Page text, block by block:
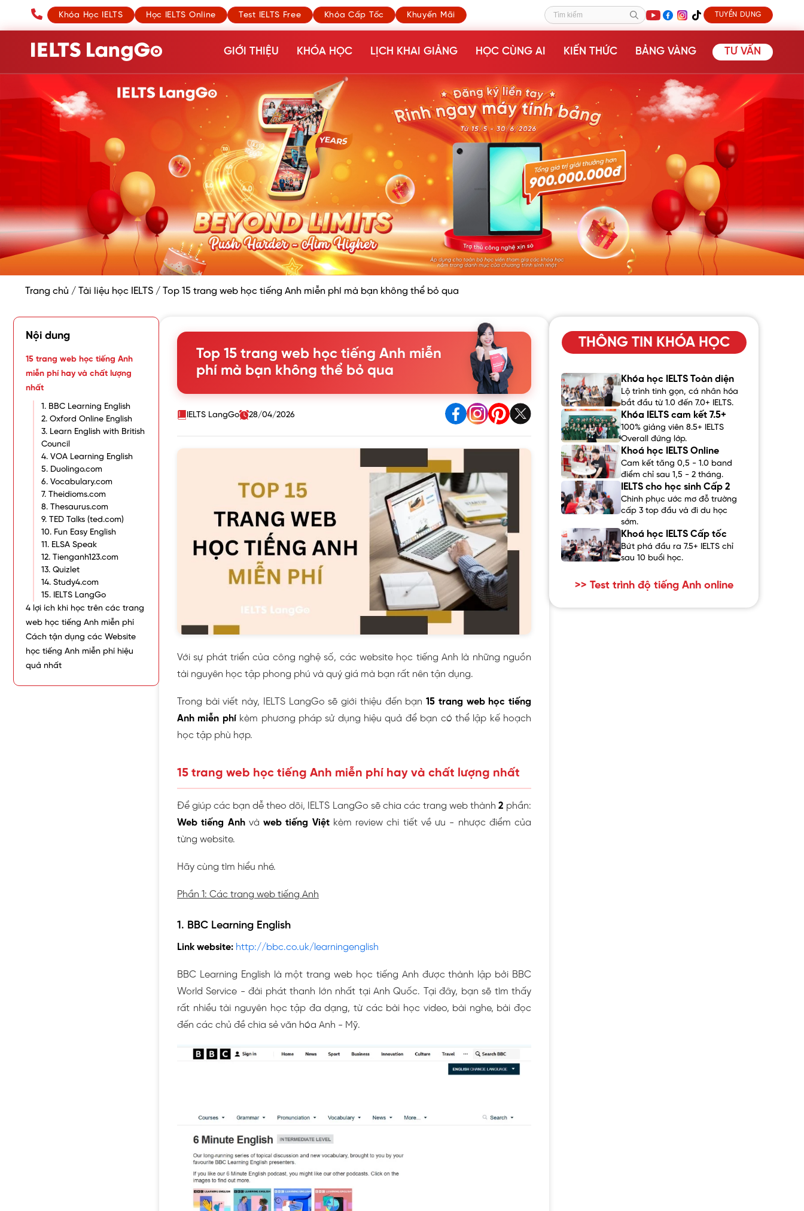
Khóa Học IELTS Học IELTS Online Test IELTS Free Khóa Cấp Tốc Khuyến Mãi Tìm kiếm TUYỂN DỤNG
GIỚI THIỆU KHÓA HỌC LỊCH KHAI GIẢNG HỌC CÙNG AI KIẾN THỨC BẢNG VÀNG TƯ VẤN
Trang chủ / Tài liệu học IELTS / Top 15 trang web học tiếng Anh miễn phí mà bạn không thể bỏ qua
Nội dung
15 trang web học tiếng Anh
miễn phí hay và chất lượng
nhất
1. BBC Learning English
2. Oxford Online English
3. Learn English with British
Council
4. VOA Learning English
5. Duolingo.com
6. Vocabulary.com
7. Theidioms.com
8. Thesaurus.com
9. TED Talks (ted.com)
10. Fun Easy English
11. ELSA Speak
12. Tienganh123.com
13. Quizlet
14. Study4.com
15. IELTS LangGo
4 lợi ích khi học trên các trang
web học tiếng Anh miễn phí
Cách tận dụng các Website
học tiếng Anh miễn phí hiệu
quả nhất
Top 15 trang web học tiếng Anh miễn
phí mà bạn không thể bỏ qua
IELTS LangGo 28/04/2026
Với sự phát triển của công nghệ số, các website học tiếng Anh là những nguồn
tài nguyên học tập phong phú và quý giá mà bạn rất nên tận dụng.
Trong bài viết này, IELTS LangGo sẽ giới thiệu đến bạn 15 trang web học tiếng
Anh miễn phí kèm phương pháp sử dụng hiệu quả để bạn có thể lập kế hoạch
học tập phù hợp.
15 trang web học tiếng Anh miễn phí hay và chất lượng nhất
Để giúp các bạn dễ theo dõi, IELTS LangGo sẽ chia các trang web thành 2 phần:
Web tiếng Anhvà web tiếng Việtkèm review chi tiết về ưu - nhược điểm của
từng website.
Hãy cùng tìm hiểu nhé.
Phần 1: Các trang web tiếng Anh
1. BBC Learning English
Link website: http://bbc.co.uk/learningenglish
BBC Learning English là một trang web học tiếng Anh được thành lập bởi BBC
World Service - đài phát thanh lớn nhất tại Anh Quốc. Tại đây, bạn sẽ tìm thấy
rất nhiều tài nguyên học tập đa dạng, từ các bài học video, bài nghe, bài đọc
đến các chủ đề chia sẻ văn hóa Anh - Mỹ.
THÔNG TIN KHÓA HỌC
Khóa học IELTS Toàn diện
Lộ trình tinh gọn, cá nhân hóa
bắt đầu từ 1.0 đến 7.0+ IELTS.
Khóa IELTS cam kết 7.5+
100% giảng viên 8.5+ IELTS
Overall đứng lớp.
Khoá học IELTS Online
Cam kết tăng 0,5 - 1.0 band
điểm chỉ sau 1,5 - 2 tháng.
IELTS cho học sinh Cấp 2
Chinh phục ước mơ đỗ trường
cấp 3 top đầu và đi du học
sớm.
Khoá học IELTS Cấp tốc
Bứt phá đầu ra 7.5+ IELTS chỉ
sau 10 buổi học.
>> Test trình độ tiếng Anh online